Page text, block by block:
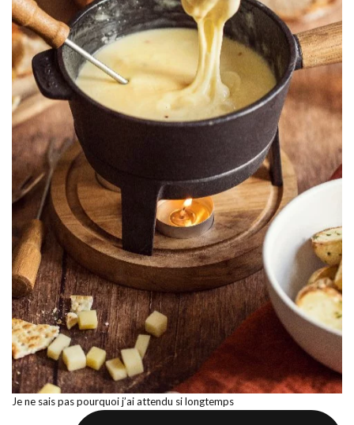
Je ne sais pas pourquoi j’ai attendu si longtemps